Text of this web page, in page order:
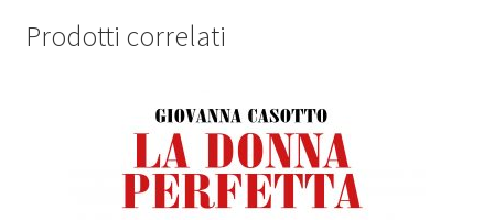
Prodotti correlati